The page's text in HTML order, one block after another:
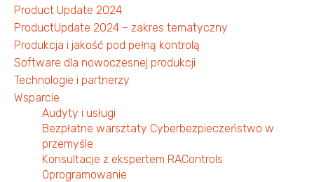
Product Update 2024
ProductUpdate 2024 – zakres tematyczny
Produkcja i jakość pod pełną kontrolą
Software dla nowoczesnej produkcji
Technologie i partnerzy
Wsparcie
Audyty i usługi
Bezpłatne warsztaty Cyberbezpieczeństwo w
przemyśle
Konsultacje z ekspertem RAControls
Oprogramowanie